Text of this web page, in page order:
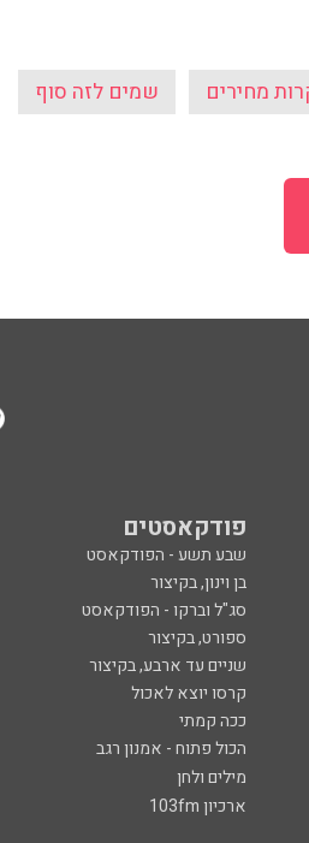
מחירים שמים לזה סוף
פודקאסטים
שבע תשע - הפודקאסט
בן וינון, בקיצור
סג"ל וברקו - הפודקאסט
ספורט, בקיצור
שניים עד ארבע, בקיצור
קרסו יוצא לאכול
ככה קמתי
הכול פתוח - אמנון רגב
מילים ולחן
ארכיון 103fm